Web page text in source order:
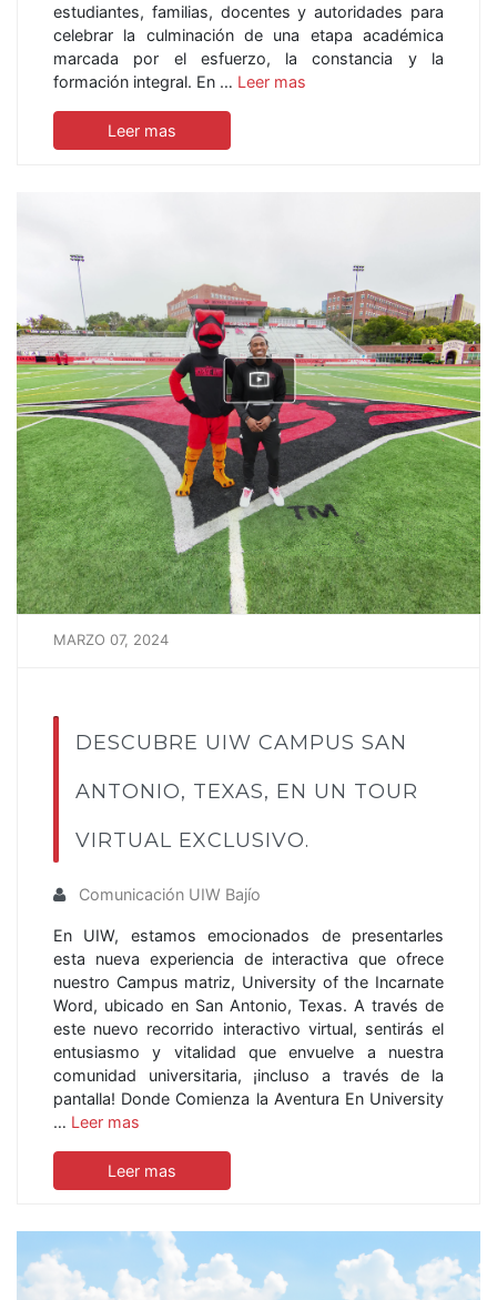
estudiantes, familias, docentes y autoridades para
celebrar la culminación de una etapa académica
marcada por el esfuerzo, la constancia y la
formación integral. En … Leer mas
Leer mas
MARZO 07, 2024
DESCUBRE UIW CAMPUS SAN
ANTONIO, TEXAS, EN UN TOUR
VIRTUAL EXCLUSIVO.
Comunicación UIW Bajío
En UIW, estamos emocionados de presentarles
esta nueva experiencia de interactiva que ofrece
nuestro Campus matriz, University of the Incarnate
Word, ubicado en San Antonio, Texas. A través de
este nuevo recorrido interactivo virtual, sentirás el
entusiasmo y vitalidad que envuelve a nuestra
comunidad universitaria, ¡incluso a través de la
pantalla! Donde Comienza la Aventura En University
… Leer mas
Leer mas